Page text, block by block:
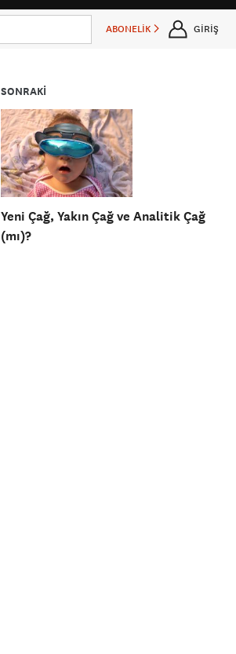
ABONELİK GİRİŞ
SONRAKİ
Yeni Çağ, Yakın Çağ ve Analitik Çağ
(mı)?